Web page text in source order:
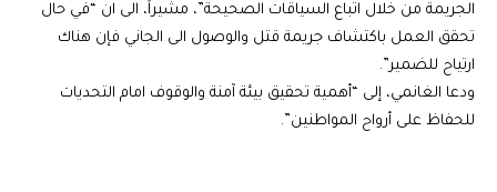
الجريمة من خلال اتباع السياقات الصحيحة”، مشيراً، الى ان “في حال
تحقق العمل باكتشاف جريمة قتل والوصول الى الجاني فإن هناك
ارتياح للضمير”.
ودعا الغانمي، إلى “أهمية تحقيق بيئة آمنة والوقوف امام التحديات
للحفاظ على أرواح المواطنين”.